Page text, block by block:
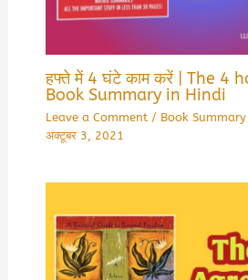
हफ्ते में 4 घंटे काम करें | The 4
Book Summary in Hindi
Leave a Comment / Book Summary
अक्टूबर 3, 2021